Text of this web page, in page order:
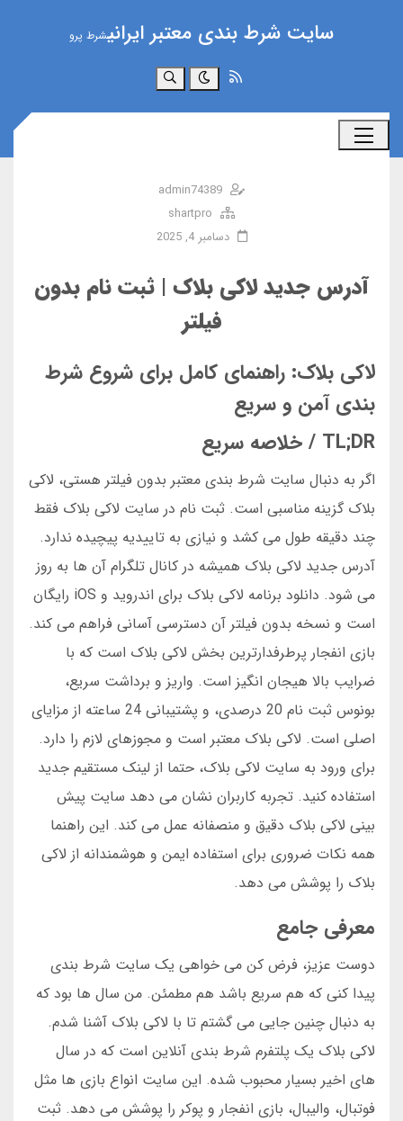
سایت شرط بندی معتبر ایرانیشرط پرو
جستجو
admin74389
shartpro
دسامبر 4, 2025
آدرس جدید لاکی بلاک | ثبت نام بدون
فیلتر
لاکی بلاک: راهنمای کامل برای شروع شرط
بندی آمن و سریع
TL;DR / خلاصه سریع
اگر به دنبال سایت شرط بندی معتبر بدون فیلتر هستی، لاکی
بلاک گزینه مناسبی است. ثبت نام در سایت لاکی بلاک فقط
چند دقیقه طول می کشد و نیازی به تاییدیه پیچیده ندارد.
آدرس جدید لاکی بلاک همیشه در کانال تلگرام آن ها به روز
می شود. دانلود برنامه لاکی بلاک برای اندروید و iOS رایگان
است و نسخه بدون فیلتر آن دسترسی آسانی فراهم می کند.
بازی انفجار پرطرفدارترین بخش لاکی بلاک است که با
ضرایب بالا هیجان انگیز است. واریز و برداشت سریع،
بونوس ثبت نام 20 درصدی، و پشتیبانی 24 ساعته از مزایای
اصلی است. لاکی بلاک معتبر است و مجوزهای لازم را دارد.
برای ورود به سایت لاکی بلاک، حتما از لینک مستقیم جدید
استفاده کنید. تجربه کاربران نشان می دهد سایت پیش
بینی لاکی بلاک دقیق و منصفانه عمل می کند. این راهنما
همه نکات ضروری برای استفاده ایمن و هوشمندانه از لاکی
بلاک را پوشش می دهد.
معرفی جامع
دوست عزیز، فرض کن می خواهی یک سایت شرط بندی
پیدا کنی که هم سریع باشد هم مطمئن. من سال ها بود که
به دنبال چنین جایی می گشتم تا با لاکی بلاک آشنا شدم.
لاکی بلاک یک پلتفرم شرط بندی آنلاین است که در سال
های اخیر بسیار محبوب شده. این سایت انواع بازی ها مثل
فوتبال، والیبال، بازی انفجار و پوکر را پوشش می دهد. ثبت